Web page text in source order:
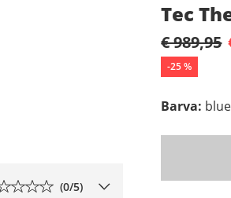
Tec
€ 989,95
-25%
Barva: blue
(0/5)